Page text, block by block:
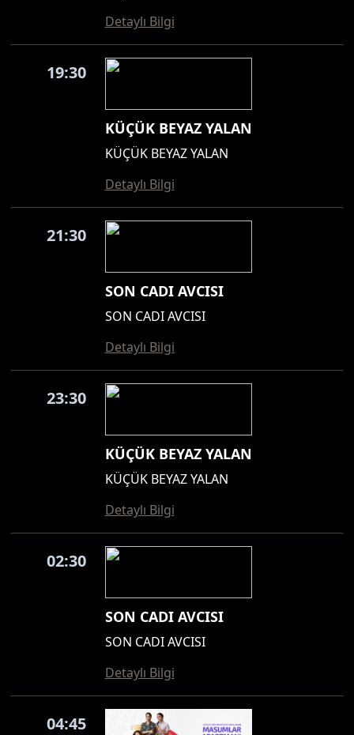
Detaylı Bilgi
19:30
KÜÇÜK BEYAZ YALAN
KÜÇÜK BEYAZ YALAN
Detaylı Bilgi
21:30
SON CADI AVCISI
SON CADI AVCISI
Detaylı Bilgi
23:30
KÜÇÜK BEYAZ YALAN
KÜÇÜK BEYAZ YALAN
Detaylı Bilgi
02:30
SON CADI AVCISI
SON CADI AVCISI
Detaylı Bilgi
04:45